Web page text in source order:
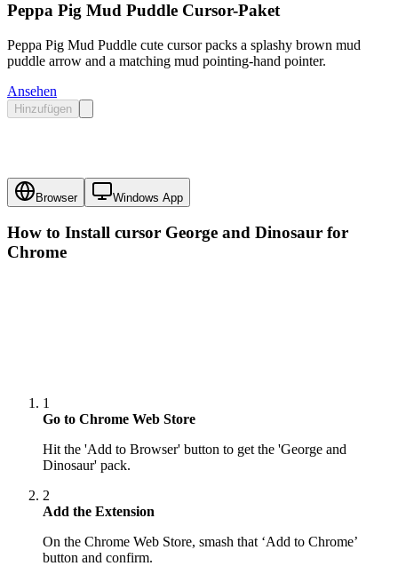
Peppa Pig Mud Puddle Cursor-Paket
Peppa Pig Mud Puddle cute cursor packs a splashy brown mud
puddle arrow and a matching mud pointing-hand pointer.
Ansehen
Hinzufügen
Browser Windows App
How to Install cursor George and Dinosaur for
Chrome
1
Go to Chrome Web Store
Hit the 'Add to Browser' button to get the 'George and
Dinosaur' pack.
2
Add the Extension
On the Chrome Web Store, smash that ‘Add to Chrome’
button and confirm.